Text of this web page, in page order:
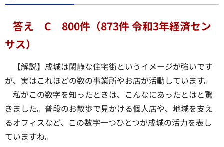
答え C 800件（873件 令和3年経済セン
サス）
【解説】成城は閑静な住宅街というイメージが強いです
が、実はこれほどの数の事業所やお店が活動しています。
私がこの数字を知ったときは、こんなにあったとはと驚
きました。普段のお散歩で見かける個人店や、地域を支え
るオフィスなど、この数字一つひとつが成城の活力を表し
ていますね。